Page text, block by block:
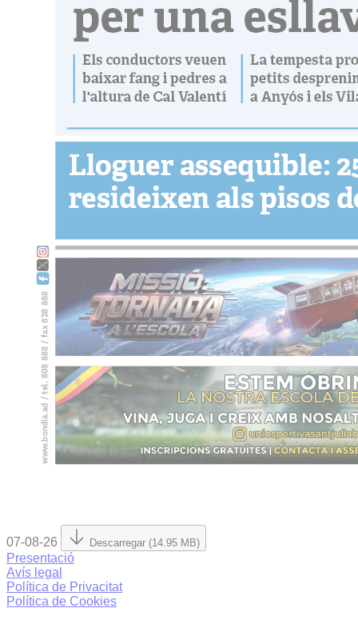
07-08-26 Descarregar (14.95 MB)
Presentació
Avís legal
Política de Privacitat
Política de Cookies